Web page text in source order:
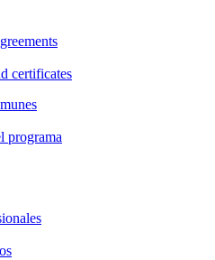
certificates
programa